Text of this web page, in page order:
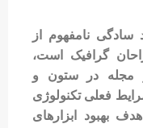
سادگی نامفهوم از
گرافیک است،
و مجله در ستون و
فعلی تکنولوژی
بهبود ابزارهای